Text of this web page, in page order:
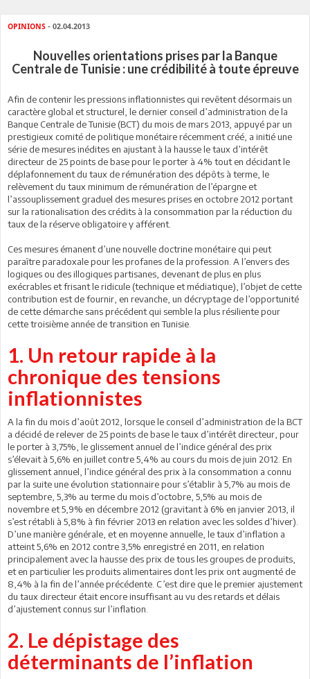
OPINIONS - 02.04.2013
Nouvelles orientations prises par la Banque
Centrale de Tunisie : une crédibilité à toute épreuve
Afin de contenir les pressions inflationnistes qui revêtent désormais un
caractère global et structurel, le dernier conseil d’administration de la
Banque Centrale de Tunisie (BCT) du mois de mars 2013, appuyé par un
prestigieux comité de politique monétaire récemment créé, a initié une
série de mesures inédites en ajustant à la hausse le taux d’intérêt
directeur de 25 points de base pour le porter à 4% tout en décidant le
déplafonnement du taux de rémunération des dépôts à terme, le
relèvement du taux minimum de rémunération de l’épargne et
l’assouplissement graduel des mesures prises en octobre 2012 portant
sur la rationalisation des crédits à la consommation par la réduction du
taux de la réserve obligatoire y afférent.
Ces mesures émanent d’une nouvelle doctrine monétaire qui peut
paraître paradoxale pour les profanes de la profession. A l’envers des
logiques ou des illogiques partisanes, devenant de plus en plus
exécrables et frisant le ridicule (technique et médiatique), l’objet de cette
contribution est de fournir, en revanche, un décryptage de l’opportunité
de cette démarche sans précédent qui semble la plus résiliente pour
cette troisième année de transition en Tunisie.
1. Un retour rapide à la
chronique des tensions
inflationnistes
A la fin du mois d’août 2012, lorsque le conseil d’administration de la BCT
a décidé de relever de 25 points de base le taux d’intérêt directeur, pour
le porter à 3,75%, le glissement annuel de l’indice général des prix
s’élevait à 5,6% en juillet contre 5,4% au cours du mois de juin 2012. En
glissement annuel, l’indice général des prix à la consommation a connu
par la suite une évolution stationnaire pour s’établir à 5,7% au mois de
septembre, 5,3% au terme du mois d’octobre, 5,5% au mois de
novembre et 5,9% en décembre 2012 (gravitant à 6% en janvier 2013, il
s’est rétabli à 5,8% à fin février 2013 en relation avec les soldes d’hiver).
D’une manière générale, et en moyenne annuelle, le taux d’inflation a
atteint 5,6% en 2012 contre 3,5% enregistré en 2011, en relation
principalement avec la hausse des prix de tous les groupes de produits,
et en particulier les produits alimentaires dont les prix ont augmenté de
8,4% à la fin de l’année précédente. C’est dire que le premier ajustement
du taux directeur était encore insuffisant au vu des retards et délais
d’ajustement connus sur l’inflation.
2. Le dépistage des
déterminants de l’inflation